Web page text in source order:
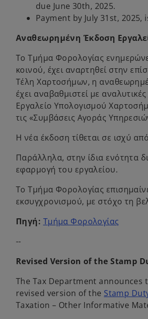
due June 30th, 2025.
Payment by July 31st,
Αναθεωρημένη Έκδοση
Το Τμήμα Φορολογίας
κοινού, έχει αναρτηθεί στην
Τέλη Χαρτοσήμων, η
έχει αναβαθμιστεί με
Εργαλείο Υπολογισμού
τις «Συμβάσεις Αγοράς
Η νέα έκδοση τίθεται σε ισχύ
Παράλληλα, στην ίδια ενότητα
εφαρμογή του εργαλείου.
Το Τμήμα Φορολογίας
εκσυγχρονισμού, με στόχο τη
Πηγή: Τμήμα Φορολογίας
i
n
a
--
Revised Version of the Stamp
The Tax Department
revised version of the Stamp
Taxation – Other Informative